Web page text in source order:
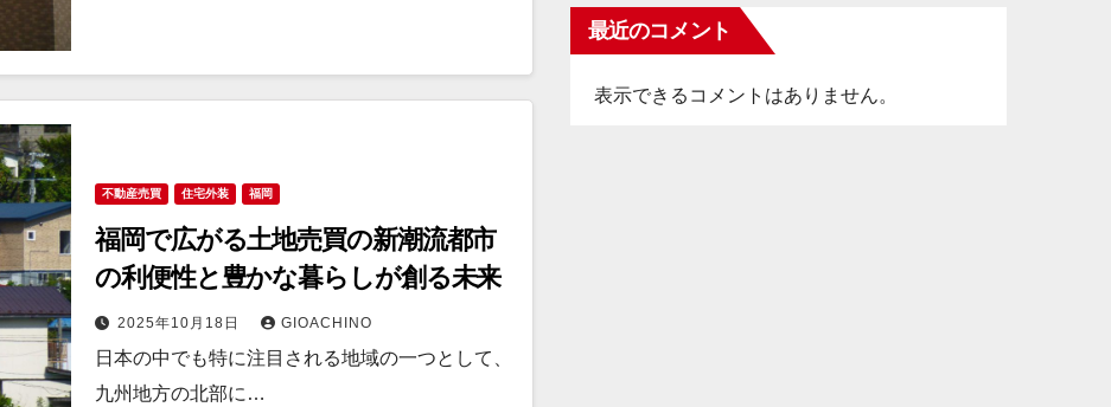
不動産売買 住宅外装 福岡
福岡で広がる土地売買の新潮流都市
の利便性と豊かな暮らしが創る未来
2025年10月18日 GIOACHINO
日本の中でも特に注目される地域の一つとして、
九州地方の北部に…
最近のコメント
表示できるコメントはありません。